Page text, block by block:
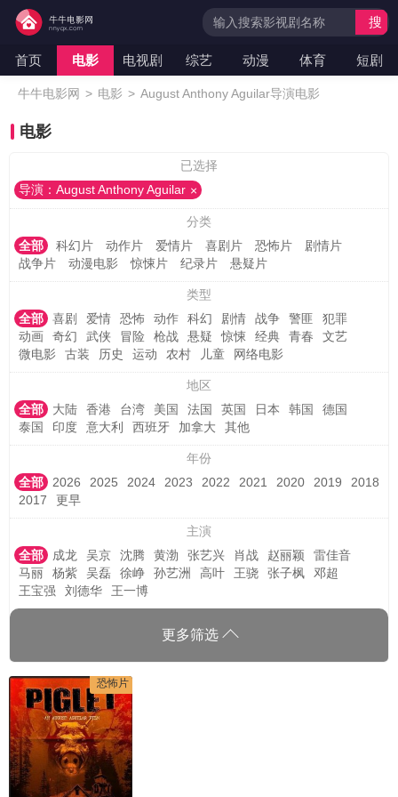
首页 电影 电视剧 综艺 动漫 体育 短剧
搜
牛牛电影网 > 电影 > August Anthony Aguilar导演电影
电影
已选择
导演：August Anthony Aguilar
分类
全部
科幻片 动作片 爱情片 喜剧片 恐怖片
剧情片
战争片
动漫电影 惊悚片 纪录片 悬疑片
类型
全部
喜剧 爱情 恐怖 动作 科幻 剧情 战争 警匪
犯罪
动画
奇幻 武侠 冒险 枪战 悬疑 惊悚 经典 青春
文艺
微电影
古装 历史 运动 农村 儿童 网络电影
地区
全部
大陆 香港 台湾 美国 法国 英国 日本 韩国
德国
泰国
印度 意大利 西班牙 加拿大 其他
年份
全部
2026 2025 2024 2023 2022 2021 2020 2019
2018
2017
更早
主演
全部
成龙 吴京 沈腾 黄渤 张艺兴 肖战 赵丽颖
雷佳音
马丽
杨紫 吴磊 徐峥 孙艺洲 高叶 王骁 张子枫
邓超
王宝强
刘德华 王一博
更多筛选
恐怖片